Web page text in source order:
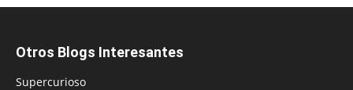
Otros Blogs Interesantes
Supercurioso